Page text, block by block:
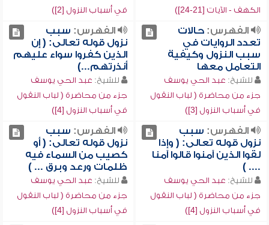
الكهف - الآيات [21-24])
في أسباب النزول [2])
الفهرس:حالات
تعدد الروايات في
سبب النزول وكيفية
التعامل معها
للشيخ: عبد الحي يوسف
جزء من محاضرة ( لباب النقول
في أسباب النزول [3])
الفهرس: سبب
نزول قوله تعالى: ( إن
الذين كفروا سواء عليهم
أنذرتهم...)
للشيخ: عبد الحي يوسف
جزء من محاضرة ( لباب النقول
في أسباب النزول [4])
الفهرس: سبب
نزول قوله تعالى: ( وإذا
لقوا الذين آمنوا قالوا آمنا
.... )
للشيخ: عبد الحي يوسف
جزء من محاضرة ( لباب النقول
في أسباب النزول [4])
الفهرس: سبب
نزول قوله تعالى: ( أو
كصيب من السماء فيه
ظلمات ورعد وبرق ... )
للشيخ: عبد الحي يوسف
جزء من محاضرة ( لباب النقول
في أسباب النزول [4])